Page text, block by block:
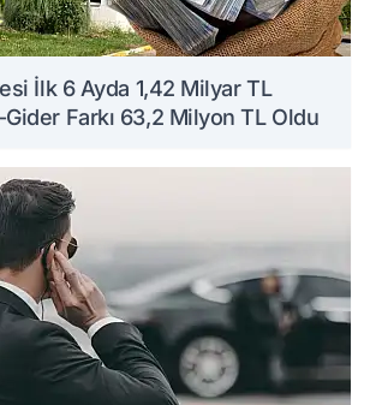
İlk 6 Ayda 1,42 Milyar TL
Gider Farkı 63,2 Milyon TL Oldu